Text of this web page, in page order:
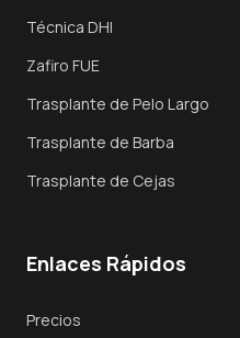
Trasplante DHI
Zafiro FUE
Trasplante de Pelo
Recuperación
Técnica DHI
Zafiro FUE
Trasplante de Pelo Largo
Trasplante de Barba
Trasplante de Cejas
Enlaces Rápidos
Precios